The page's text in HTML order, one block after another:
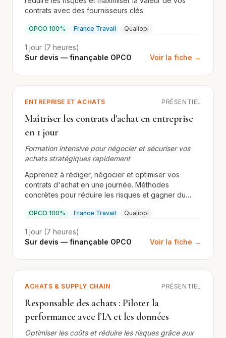
contrats avec des fournisseurs clés.
OPCO 100% France Travail Qualiopi
1 jour (7 heures)
Sur devis — finançable OPCO
Voir la fiche →
ENTREPRISE ET ACHATS PRÉSENTIEL
Maîtriser les contrats d'achat en entreprise
en 1 jour
Formation intensive pour négocier et sécuriser vos
achats stratégiques rapidement
Apprenez à rédiger, négocier et optimiser vos
contrats d'achat en une journée. Méthodes
concrètes pour réduire les risques et gagner du
OPCO 100% France Travail Qualiopi
1 jour (7 heures)
Sur devis — finançable OPCO
Voir la fiche →
ACHATS & SUPPLY CHAIN PRÉSENTIEL
Responsable des achats : Piloter la
performance avec l’IA et les données
Optimiser les coûts et réduire les risques grâce aux